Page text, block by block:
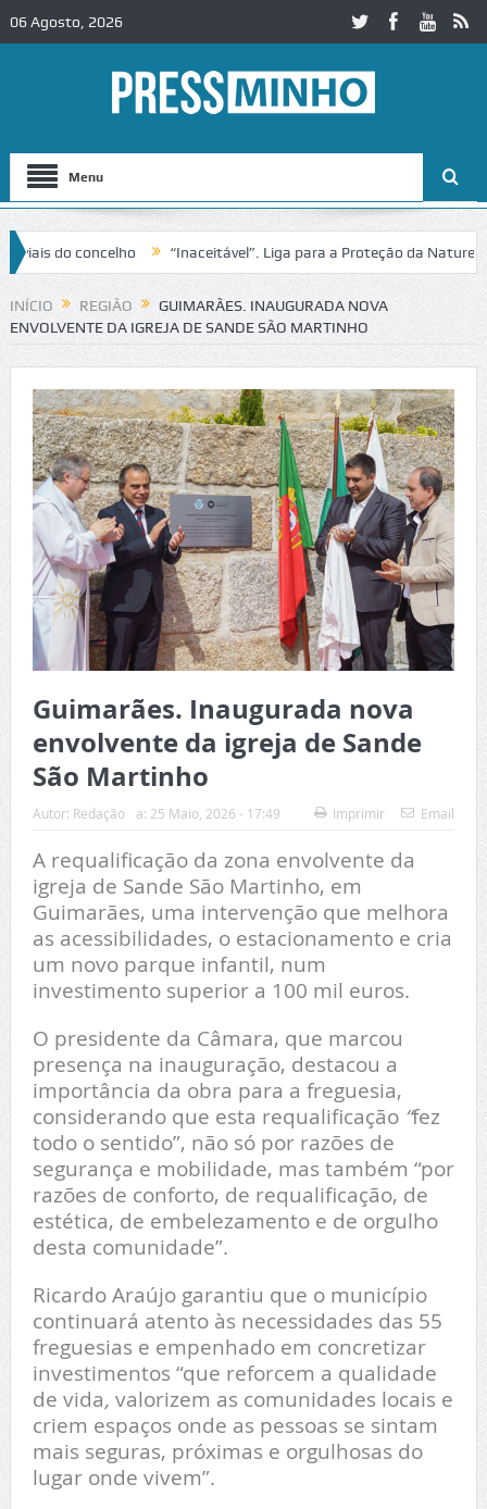
06 Agosto, 2026
Menu
“Inaceitável”. Liga para a Proteção da Natureza
em Alcobaça Igreja do Castelo de Cerveira assegura
INÍCIO REGIÃO
GUIMARÃES. INAUGURADA NOVA
ENVOLVENTE DA IGREJA DE SANDE SÃO MARTINHO
Guimarães. Inaugurada nova
envolvente da igreja de Sande
São Martinho
Autor: Redação a: 25 Maio, 2026 - 17:49 Imprimir Email
A requalificação da zona envolvente da
igreja de Sande São Martinho, em
Guimarães, uma intervenção que melhora
as acessibilidades, o estacionamento e cria
um novo parque infantil, num
investimento superior a 100 mil euros.
O presidente da Câmara, que marcou
presença na inauguração, destacou a
importância da obra para a freguesia,
considerando que esta requalificação “fez
todo o sentido”, não só por razões de
segurança e mobilidade, mas também “por
razões de conforto, de requalificação, de
estética, de embelezamento e de orgulho
desta comunidade”.
Ricardo Araújo garantiu que o município
continuará atento às necessidades das 55
freguesias e empenhado em concretizar
investimentos “que reforcem a qualidade
de vida, valorizem as comunidades locais e
criem espaços onde as pessoas se sintam
mais seguras, próximas e orgulhosas do
lugar onde vivem”.